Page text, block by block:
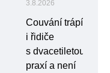
3.8.2026
Couvání trápí
i řidiče
s dvacetiletou
praxí a není